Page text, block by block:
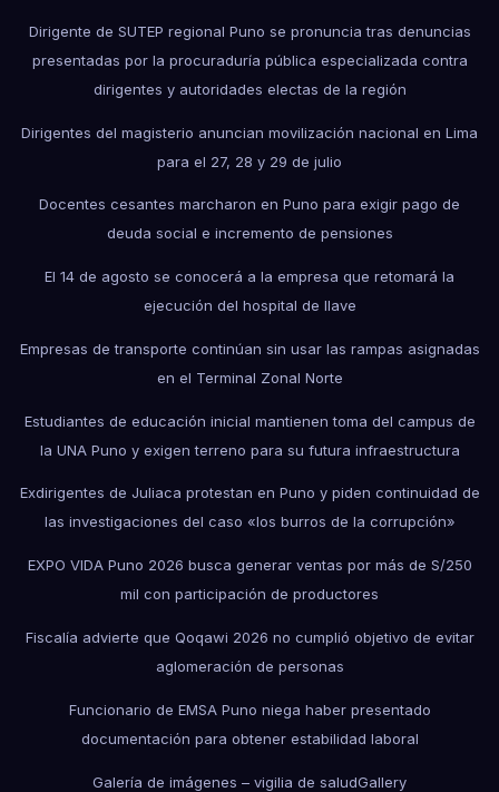
Dirigente de SUTEP regional Puno se pronuncia tras denuncias
presentadas por la procuraduría pública especializada contra
dirigentes y autoridades electas de la región
Dirigentes del magisterio anuncian movilización nacional en Lima
para el 27, 28 y 29 de julio
Docentes cesantes marcharon en Puno para exigir pago de
deuda social e incremento de pensiones
El 14 de agosto se conocerá a la empresa que retomará la
ejecución del hospital de Ilave
Empresas de transporte continúan sin usar las rampas asignadas
en el Terminal Zonal Norte
Estudiantes de educación inicial mantienen toma del campus de
la UNA Puno y exigen terreno para su futura infraestructura
Exdirigentes de Juliaca protestan en Puno y piden continuidad de
las investigaciones del caso «los burros de la corrupción»
EXPO VIDA Puno 2026 busca generar ventas por más de S/250
mil con participación de productores
Fiscalía advierte que Qoqawi 2026 no cumplió objetivo de evitar
aglomeración de personas
Funcionario de EMSA Puno niega haber presentado
documentación para obtener estabilidad laboral
Galería de imágenes – vigilia de saludGallery